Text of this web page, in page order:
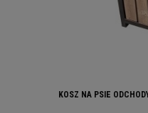
KOSZ NA PSIE